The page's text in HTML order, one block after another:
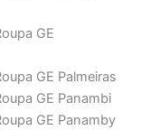
GE
GE Palmeiras
GE Panambi
GE Panamby